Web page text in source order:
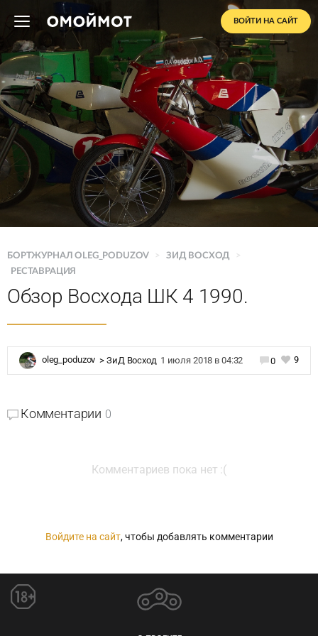
ВОЙТИ НА САЙТ
БОРТЖУРНАЛ OLEG_PODUZOV > ЗИД ВОСХОД
>
РЕСТАВРАЦИЯ
Обзор Восхода ШК 4 1990.
oleg_poduzov >ЗиД Восход 1 июля 2018 в 04:32 0 9
Комментарии 0
Комментариев пока нет :(
Войдите на сайт, чтобы добавлять комментарии